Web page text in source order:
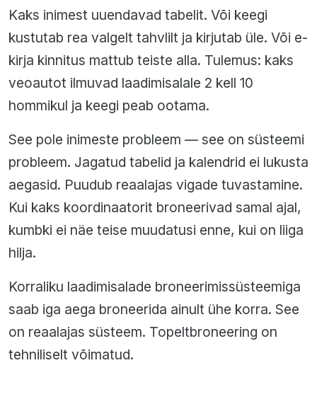
Kaks inimest uuendavad tabelit. Või keegi
kustutab rea valgelt tahvlilt ja kirjutab üle. Või e-
kirja kinnitus mattub teiste alla. Tulemus: kaks
veoautot ilmuvad laadimisalale 2 kell 10
hommikul ja keegi peab ootama.
See pole inimeste probleem — see on süsteemi
probleem. Jagatud tabelid ja kalendrid ei lukusta
aegasid. Puudub reaalajas vigade tuvastamine.
Kui kaks koordinaatorit broneerivad samal ajal,
kumbki ei näe teise muudatusi enne, kui on liiga
hilja.
Korraliku laadimisalade broneerimissüsteemiga
saab iga aega broneerida ainult ühe korra. See
on reaalajas süsteem. Topeltbroneering on
tehniliselt võimatud.